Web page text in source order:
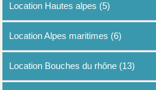
Location Hautes alpes (5)
Location Alpes maritimes (6)
Location Bouches du rhône (13)